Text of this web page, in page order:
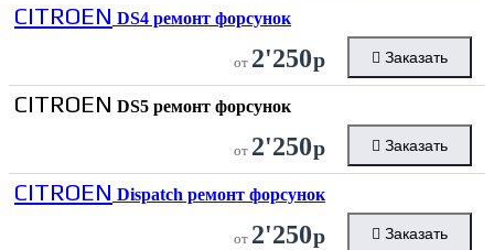
CITROEN DS4 ремонт форсунок
от 2'250р Заказать
CITROEN DS5 ремонт форсунок
от 2'250р Заказать
CITROEN Dispatch ремонт форсунок
от 2'250р Заказать